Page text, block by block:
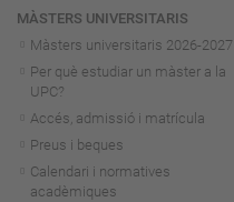
MÀSTERS UNIVERSITARIS
Màsters universitaris 2026-2027
Per què estudiar un màster a la
UPC?
Accés, admissió i matrícula
Preus i beques
Calendari i normatives
acadèmiques